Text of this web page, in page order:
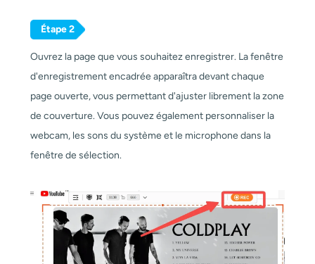
Étape 2
Ouvrez la page que vous souhaitez enregistrer. La fenêtre
d'enregistrement encadrée apparaîtra devant chaque
page ouverte, vous permettant d'ajuster librement la zone
de couverture. Vous pouvez également personnaliser la
webcam, les sons du système et le microphone dans la
fenêtre de sélection.